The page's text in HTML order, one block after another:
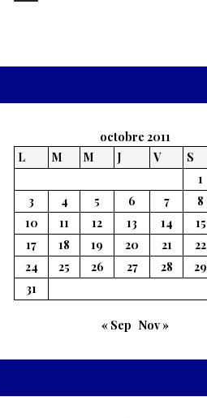
octobre 2011
L
M M J V S
1
3
4 5 6 7 8
10
11 12 13 14 15
17
18 19 20 21 22
24
25 26 27 28 29
31
« Sep Nov »